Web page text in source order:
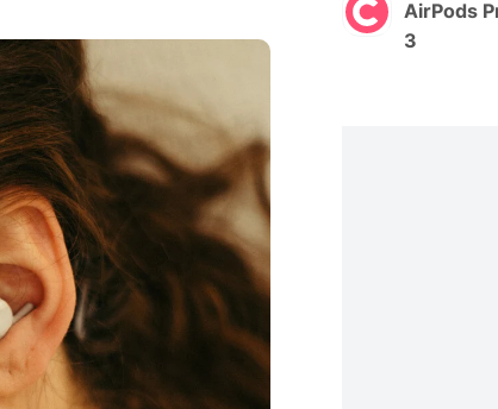
AirPods
3